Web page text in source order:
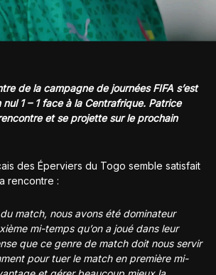
de la campagne de journées FIFA s’est
1 – 1 face à la Centrafrique. Patrice
et se projette sur le prochain
des Éperviers du Togo semble satisfait
rencontre :
match, nous avons été dominateur
mi-temps qu’on a joué dans leur
que ce genre de match doit nous servir
pour tuer le match en première mi-